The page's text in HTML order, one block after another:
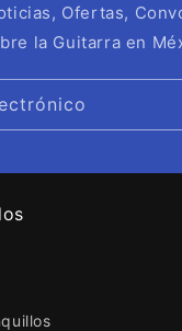
Ofertas,
la Guitarra en